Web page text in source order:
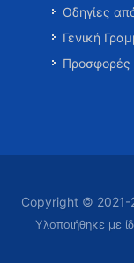
Οδηγίες
Γενική
Copyright © 2021-
Υλοποιήθηκε με